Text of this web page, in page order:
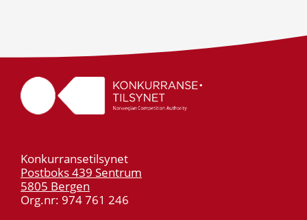
Konkurransetilsynet
Postboks 439 Sentrum
5805 Bergen
Org.nr: 974 761 246